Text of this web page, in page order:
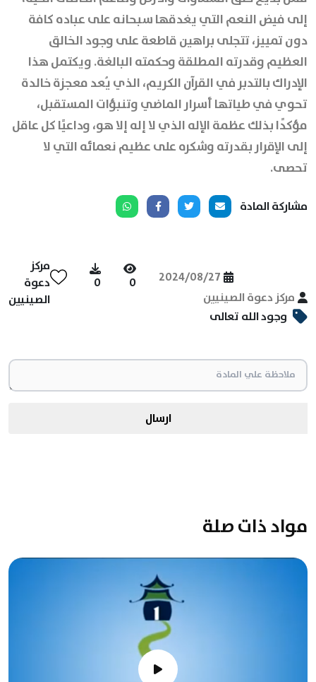
إلى فيض النعم التي يغدقها سبحانه على عباده كافة
دون تمييز، تتجلى براهين قاطعة على وجود الخالق
العظيم وقدرته المطلقة وحكمته البالغة. ويكتمل هذا
الإدراك بالتدبر في القرآن الكريم، الذي يُعد معجزة خالدة
تحوي في طياتها أسرار الماضي وتنبؤات المستقبل،
مؤكدًا بذلك عظمة الإله الذي لا إله إلا هو، وداعيًا كل عاقل
إلى الإقرار بقدرته وشكره على عظيم نعمائه التي لا
تحصى.
مشاركة المادة
مركز دعوة الصينيين
2024/08/27
0
0
مركز
دعوة
الصينيين
وجود الله تعالى
ارسال
مواد ذات صلة